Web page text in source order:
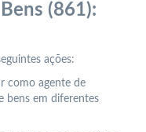
(861):
ações:
como agente de
bens em diferentes